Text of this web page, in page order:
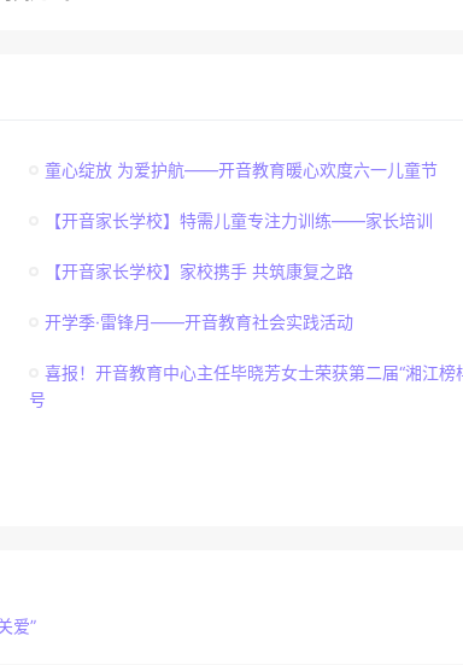
童心绽放 为爱护航——开音教育暖心欢度六一儿童节
【开音家长学校】特需儿童专注力训练——家长培训
【开音家长学校】家校携手 共筑康复之路
开学季·雷锋月——开音教育社会实践活动
喜报！开音教育中心主任毕晓芳女士荣获第二届“湘江榜
号
爱”